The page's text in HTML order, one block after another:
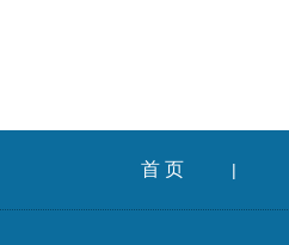
首 页 |